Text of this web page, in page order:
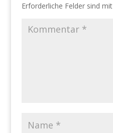
Erforderliche Felder sind mit